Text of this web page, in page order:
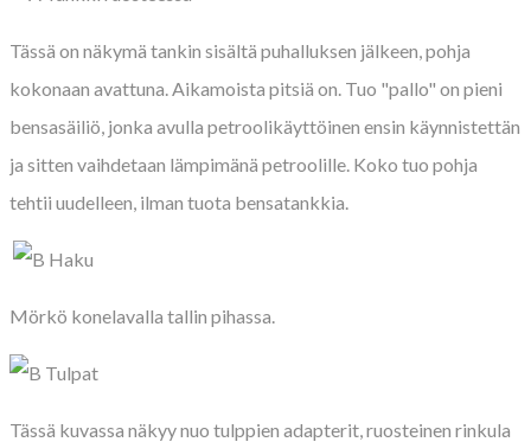
Tässä on näkymä tankin sisältä puhalluksen jälkeen, pohja
kokonaan avattuna. Aikamoista pitsiä on. Tuo "pallo" on pieni
bensasäiliö, jonka avulla petroolikäyttöinen ensin käynnistettän
ja sitten vaihdetaan lämpimänä petroolille. Koko tuo pohja
tehtii uudelleen, ilman tuota bensatankkia.
Mörkö konelavalla tallin pihassa.
Tässä kuvassa näkyy nuo tulppien adapterit, ruosteinen rinkula